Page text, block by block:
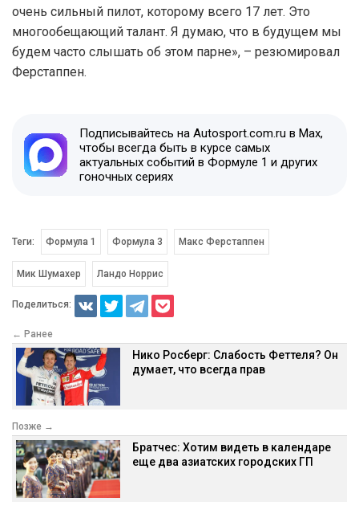
очень сильный пилот, которому всего 17 лет. Это
многообещающий талант. Я думаю, что в будущем мы
будем часто слышать об этом парне», – резюмировал
Ферстаппен.
Подписывайтесь на Autosport.com.ru в Max,
чтобы всегда быть в курсе самых
актуальных событий в Формуле 1 и других
гоночных сериях
Теги: Формула 1 Формула 3 Макс Ферстаппен
Мик Шумахер Ландо Норрис
Поделиться:
← Ранее
Нико Росберг: Слабость Феттеля? Он
думает, что всегда прав
Позже →
Братчес: Хотим видеть в календаре
еще два азиатских городских ГП